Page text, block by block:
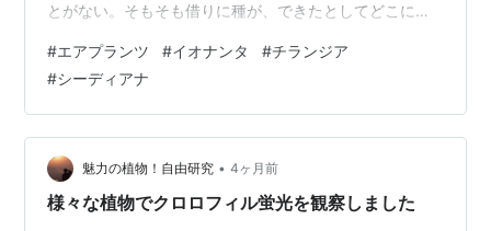
とがない。そもそも借りに種が、できたとしてどこにど
探していたところ明らかに開花後、種っぽいものを有し
ているエアプランツを見つけた（Fig.1）。値札が色代わ
りしているがおそらく今年開花したものではなかろう
か？498円。エアプランツの種をメルカリで買おうもの
なら500円前後だから、練習がてら買ってみることにし
た。しかし半分枯れてる、、、親の横に…
#エアプランツ #イオナンタ #チランジア
#シーディアナ
魅力の植物！自由研究 • 4ヶ月前
様々な植物でクロロフィル蛍光を観察しました